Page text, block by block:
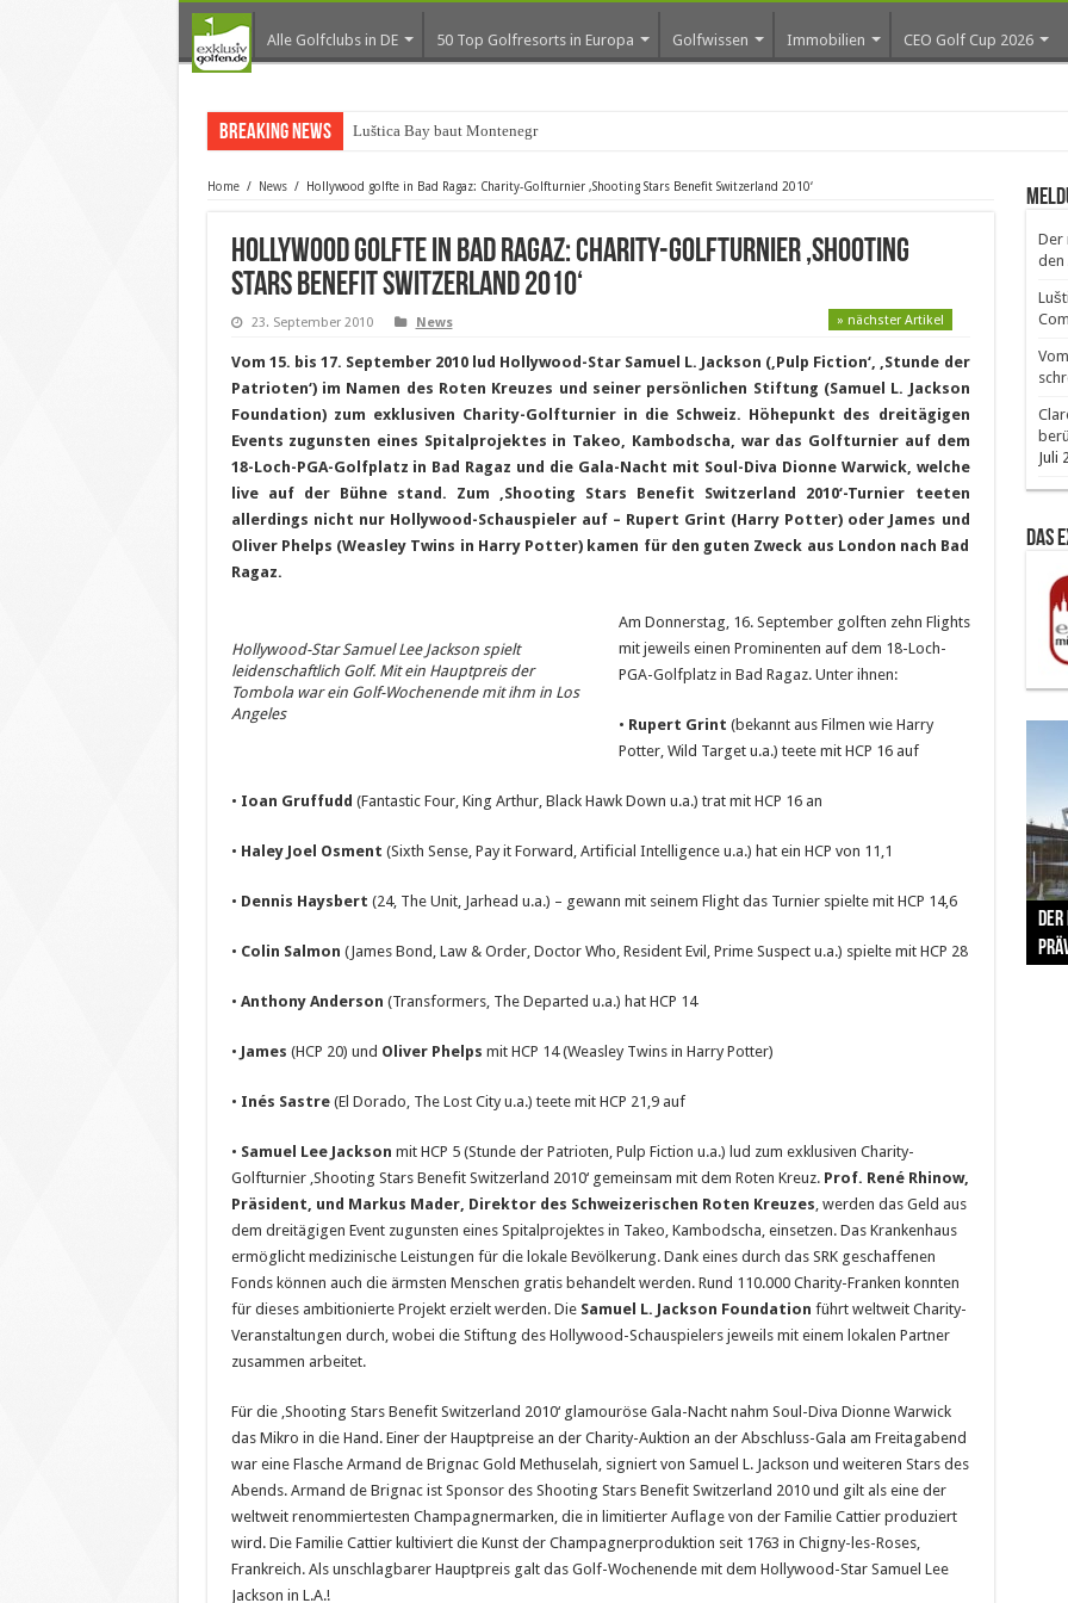
Alle Golfclubs in DE 50 Top Golfresorts in Europa Golfwissen Immobilien CEO Golf Cup 2026
Breaking News Luštica Bay baut Montenegros erste Golf
Home / News / Hollywood golfte in Bad Ragaz: Charity-Golfturnier ‚Shooting Stars Benefit Switzerland 2010‘
Hollywood golfte in Bad Ragaz: Charity-Golfturnier ‚Shooting
Stars Benefit Switzerland 2010‘
23. September 2010 News » nächster Artikel
Vom 15. bis 17. September 2010 lud Hollywood-Star Samuel L. Jackson (‚Pulp Fiction‘, ‚Stunde der
Patrioten‘) im Namen des Roten Kreuzes und seiner persönlichen Stiftung (Samuel L. Jackson
Foundation) zum exklusiven Charity-Golfturnier in die Schweiz. Höhepunkt des dreitägigen
Events zugunsten eines Spitalprojektes in Takeo, Kambodscha, war das Golfturnier auf dem
18-Loch-PGA-Golfplatz in Bad Ragaz und die Gala-Nacht mit Soul-Diva Dionne Warwick, welche
live auf der Bühne stand. Zum ‚Shooting Stars Benefit Switzerland 2010‘-Turnier teeten
allerdings nicht nur Hollywood-Schauspieler auf – Rupert Grint (Harry Potter) oder James und
Oliver Phelps (Weasley Twins in Harry Potter) kamen für den guten Zweck aus London nach Bad
Ragaz.
Hollywood-Star Samuel Lee Jackson spielt
leidenschaftlich Golf. Mit ein Hauptpreis der
Tombola war ein Golf-Wochenende mit ihm in Los
Angeles
Am Donnerstag, 16. September golften zehn Flights
mit jeweils einen Prominenten auf dem 18-Loch-
PGA-Golfplatz in Bad Ragaz. Unter ihnen:
• Rupert Grint (bekannt aus Filmen wie Harry
Potter, Wild Target u.a.) teete mit HCP 16 auf
• Ioan Gruffudd (Fantastic Four, King Arthur, Black Hawk Down u.a.) trat mit HCP 16 an
• Haley Joel Osment (Sixth Sense, Pay it Forward, Artificial Intelligence u.a.) hat ein HCP von 11,1
• Dennis Haysbert (24, The Unit, Jarhead u.a.) – gewann mit seinem Flight das Turnier spielte mit HCP 14,6
• Colin Salmon (James Bond, Law & Order, Doctor Who, Resident Evil, Prime Suspect u.a.) spielte mit HCP 28
• Anthony Anderson (Transformers, The Departed u.a.) hat HCP 14
• James (HCP 20) und Oliver Phelps mit HCP 14 (Weasley Twins in Harry Potter)
• Inés Sastre(El Dorado, The Lost City u.a.) teete mit HCP 21,9 auf
• Samuel Lee Jackson mit HCP 5 (Stunde der Patrioten, Pulp Fiction u.a.) lud zum exklusiven Charity-
Golfturnier ‚Shooting Stars Benefit Switzerland 2010‘ gemeinsam mit dem Roten Kreuz. Prof. René Rhinow,
Präsident, und Markus Mader, Direktor des Schweizerischen Roten Kreuzes, werden das Geld aus
dem dreitägigen Event zugunsten eines Spitalprojektes in Takeo, Kambodscha, einsetzen. Das Krankenhaus
ermöglicht medizinische Leistungen für die lokale Bevölkerung. Dank eines durch das SRK geschaffenen
Fonds können auch die ärmsten Menschen gratis behandelt werden. Rund 110.000 Charity-Franken konnten
für dieses ambitionierte Projekt erzielt werden. Die Samuel L. Jackson Foundation führt weltweit Charity-
Veranstaltungen durch, wobei die Stiftung des Hollywood-Schauspielers jeweils mit einem lokalen Partner
zusammen arbeitet.
Für die ‚Shooting Stars Benefit Switzerland 2010‘ glamouröse Gala-Nacht nahm Soul-Diva Dionne Warwick
das Mikro in die Hand. Einer der Hauptpreise an der Charity-Auktion an der Abschluss-Gala am Freitagabend
war eine Flasche Armand de Brignac Gold Methuselah, signiert von Samuel L. Jackson und weiteren Stars des
Abends. Armand de Brignac ist Sponsor des Shooting Stars Benefit Switzerland 2010 und gilt als eine der
weltweit renommiertesten Champagnermarken, die in limitierter Auflage von der Familie Cattier produziert
wird. Die Familie Cattier kultiviert die Kunst der Champagnerproduktion seit 1763 in Chigny-les-Roses,
Frankreich. Als unschlagbarer Hauptpreis galt das Golf-Wochenende mit dem Hollywood-Star Samuel Lee
Jackson in L.A.!
Der
den
Juli
Das
The